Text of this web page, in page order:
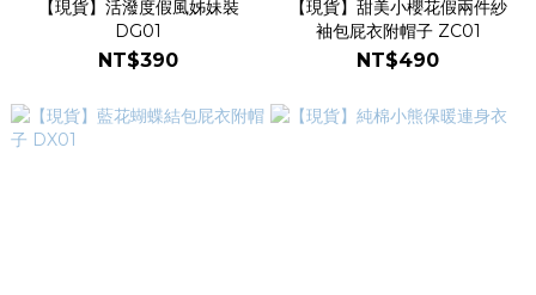
【現貨】活潑度假風姊妹裝
DG01
NT$390
【現貨】甜美小櫻花假兩件紗
袖包屁衣附帽子 ZC01
NT$490